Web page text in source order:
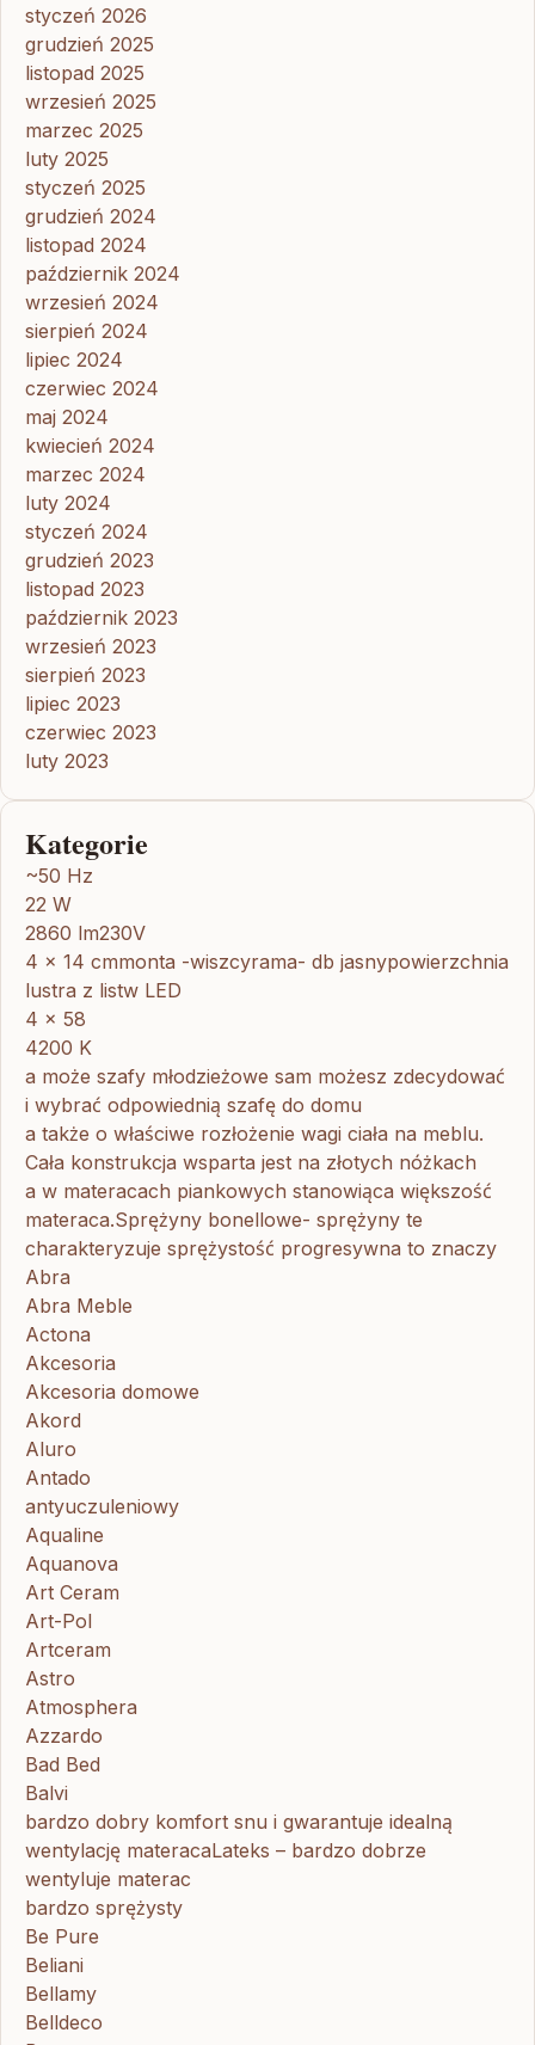
styczeń 2026
grudzień 2025
listopad 2025
wrzesień 2025
marzec 2025
luty 2025
styczeń 2025
grudzień 2024
listopad 2024
październik 2024
wrzesień 2024
sierpień 2024
lipiec 2024
czerwiec 2024
maj 2024
kwiecień 2024
marzec 2024
luty 2024
styczeń 2024
grudzień 2023
listopad 2023
październik 2023
wrzesień 2023
sierpień 2023
lipiec 2023
czerwiec 2023
luty 2023
Kategorie
~50 Hz
22 W
2860 lm230V
4 x 14 cmmonta -wiszcyrama- db jasnypowierzchnia
lustra z listw LED
4 x 58
4200 K
a może szafy młodzieżowe sam możesz zdecydować
i wybrać odpowiednią szafę do domu
a także o właściwe rozłożenie wagi ciała na meblu.
Cała konstrukcja wsparta jest na złotych nóżkach
a w materacach piankowych stanowiąca większość
materaca.Sprężyny bonellowe- sprężyny te
charakteryzuje sprężystość progresywna to znaczy
Abra
Abra Meble
Actona
Akcesoria
Akcesoria domowe
Akord
Aluro
Antado
antyuczuleniowy
Aqualine
Aquanova
Art Ceram
Art-Pol
Artceram
Astro
Atmosphera
Azzardo
Bad Bed
Balvi
bardzo dobry komfort snu i gwarantuje idealną
wentylację materacaLateks – bardzo dobrze
wentyluje materac
bardzo sprężysty
Be Pure
Beliani
Bellamy
Belldeco